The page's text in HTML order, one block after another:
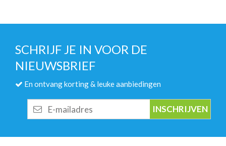
SCHRIJF JE IN VOOR DE
NIEUWSBRIEF
En ontvang korting & leuke aanbiedingen
mailadres